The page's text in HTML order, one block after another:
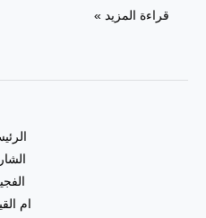
قراءة المزيد »
ام